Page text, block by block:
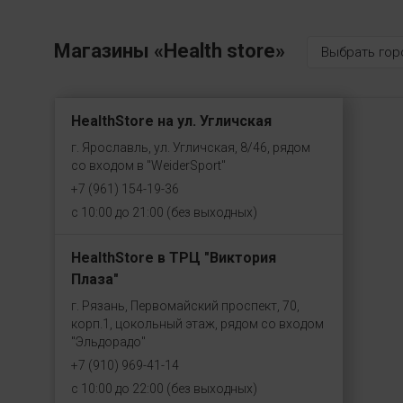
Магазины «Health store» Выбрать
HealthStore на ул. Угличская
г. Ярославль, ул. Угличская, 8/46, рядом
со входом в "WeiderSport"
+7 (961) 154-19-36
с 10:00 до 21:00 (без выходных)
HealthStore в ТРЦ "Виктория
Плаза"
г. Рязань, Первомайский проспект, 70,
корп.1, цокольный этаж, рядом со входом
"Эльдорадо"
+7 (910) 969-41-14
с 10:00 до 22:00 (без выходных)